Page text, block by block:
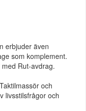
erbjuder även
som komplement.
Rut-avdrag.
och
livsstilsfrågor och